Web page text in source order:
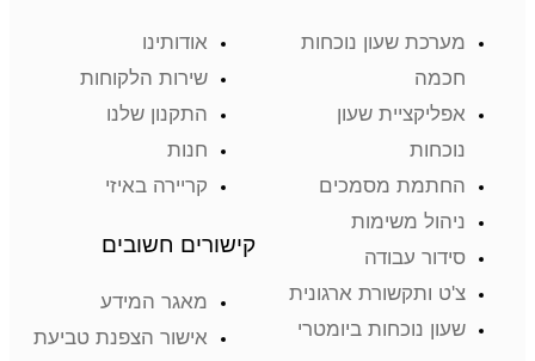
מערכת שעון נוכחות
חכמה
אפליקציית שעון
נוכחות
החתמת מסמכים
ניהול משימות
סידור עבודה
צ'ט ותקשורת ארגונית
שעון נוכחות ביומטרי
אודותינו
שירות הלקוחות
התקנון שלנו
חנות
קריירה באיזי
קישורים חשובים
מאגר המידע
אישור הצפנת טביעת